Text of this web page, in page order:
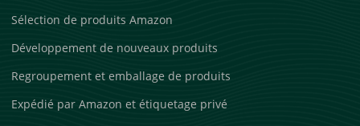
Sélection de produits Amazon
Développement de nouveaux produits
Regroupement et emballage de produits
Expédié par Amazon et étiquetage privé